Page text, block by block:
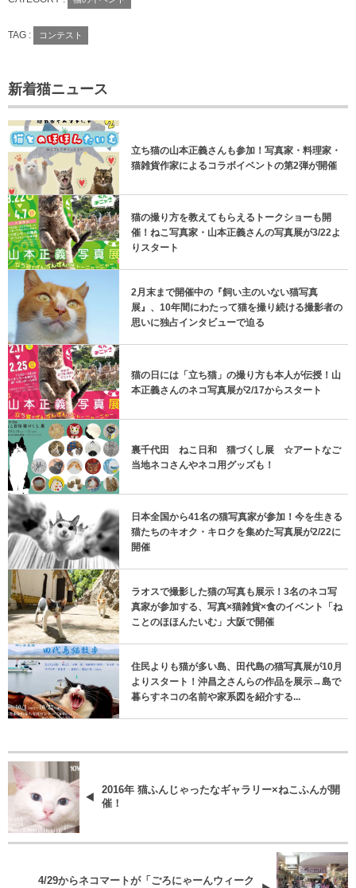
TAG : コンテスト
新着猫ニュース
立ち猫の山本正義さんも参加！写真家・料理家・
猫雑貨作家によるコラボイベントの第2弾が開催
猫の撮り方を教えてもらえるトークショーも開
催！ねこ写真家・山本正義さんの写真展が3/22よ
りスタート
2月末まで開催中の『飼い主のいない猫写真
展』、10年間にわたって猫を撮り続ける撮影者の
思いに独占インタビューで迫る
猫の日には「立ち猫」の撮り方も本人が伝授！山
本正義さんのネコ写真展が2/17からスタート
裏千代田 ねこ日和 猫づくし展 ☆アートなご
当地ネコさんやネコ用グッズも！
日本全国から41名の猫写真家が参加！今を生きる
猫たちのキオク・キロクを集めた写真展が2/22に
開催
ラオスで撮影した猫の写真も展示！3名のネコ写
真家が参加する、写真×猫雑貨×食のイベント「ね
ことのほほんたいむ」大阪で開催
住民よりも猫が多い島、田代島の猫写真展が10月
よりスタート！沖昌之さんらの作品を展示→島で
暮らすネコの名前や家系図を紹介する...
2016年 猫ふんじゃったなギャラリー×ねこふんが開
催！
4/29からネコマートが「ごろにゃーんウィーク